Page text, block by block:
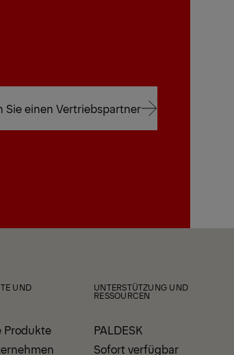
Sie einen Vertriebspartner
UND
Produkte
UNTERSTÜTZUNG UND
RESSOURCEN
PALDESK
Sofort verfügbar